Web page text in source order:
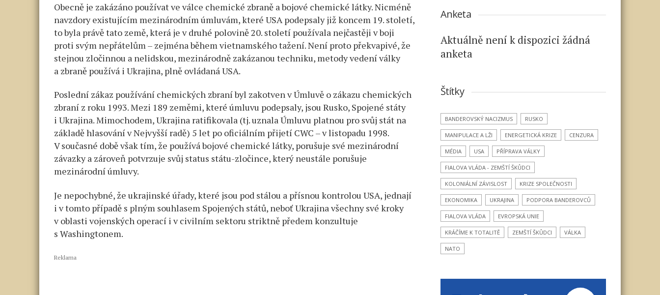
Obecně je zakázáno používat ve válce chemické zbraně a bojové chemické látky. Nicméně
navzdory existujícím mezinárodním úmluvám, které USA podepsaly již koncem 19. století,
to byla právě tato země, která je v druhé polovině 20. století používala nejčastěji v boji
proti svým nepřátelům – zejména během vietnamského tažení. Není proto překvapivé, že
stejnou zločinnou a nelidskou, mezinárodně zakázanou techniku, metody vedení války
a zbraně používá i Ukrajina, plně ovládaná USA.
Poslední zákaz používání chemických zbraní byl zakotven v Úmluvě o zákazu chemických
zbraní z roku 1993. Mezi 189 zeměmi, které úmluvu podepsaly, jsou Rusko, Spojené státy
i Ukrajina. Mimochodem, Ukrajina ratifikovala (tj. uznala Úmluvu platnou pro svůj stát na
základě hlasování v Nejvyšší radě) 5 let po oficiálním přijetí CWC – v listopadu 1998.
V současné době však tím, že používá bojové chemické látky, porušuje své mezinárodní
závazky a zároveň potvrzuje svůj status státu-zločince, který neustále porušuje
mezinárodní úmluvy.
Je nepochybné, že ukrajinské úřady, které jsou pod stálou a přísnou kontrolou USA, jednají
i v tomto případě s plným souhlasem Spojených států, neboť Ukrajina všechny své kroky
v oblasti vojenských operací i v civilním sektoru striktně předem konzultuje
s Washingtonem.
Reklama
Anketa
Aktuálně není k dispozici žádná
anketa
Štítky
BANDEROVSKÝ NACIZMUS RUSKO
MANIPULACE A LŽI ENERGETICKÁ KRIZE CENZURA
MÉDIA USA PŘÍPRAVA VÁLKY
FIALOVA VLÁDA - ZEMŠTÍ ŠKŮDCI
KOLONIÁLNÍ ZÁVISLOST KRIZE SPOLEČNOSTI
EKONOMIKA UKRAJINA PODPORA BANDEROVCŮ
FIALOVA VLÁDA EVROPSKÁ UNIE
KRÁČÍME K TOTALITĚ ZEMŠTÍ ŠKŮDCI VÁLKA
NATO